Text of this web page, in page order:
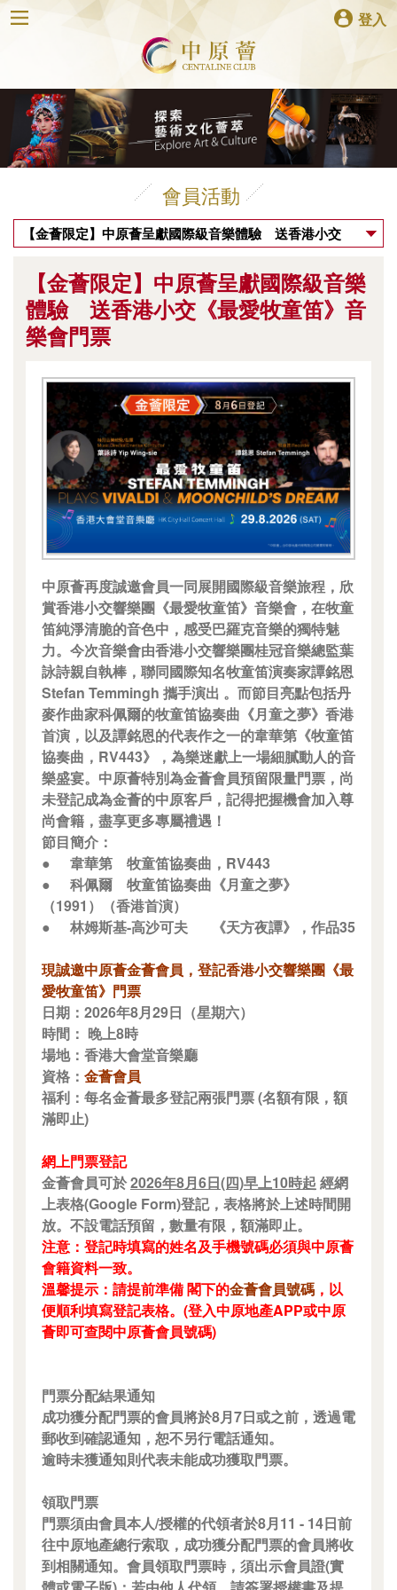
登入
會員活動
【金薈限定】中原薈呈獻國際級音樂體驗 送香港小交
【金薈限定】中原薈呈獻國際級音樂
體驗 送香港小交《最愛牧童笛》音
樂會門票
中原薈再度誠邀會員一同展開國際級音樂旅程，欣
賞香港小交響樂團《最愛牧童笛》音樂會，在牧童
笛純淨清脆的音色中，感受巴羅克音樂的獨特魅
力。今次音樂會由香港小交響樂團桂冠音樂總監葉
詠詩親自執棒，聯同國際知名牧童笛演奏家譚銘恩
Stefan Temmingh 攜手演出 。而節目亮點包括丹
麥作曲家科佩爾的牧童笛協奏曲《月童之夢》香港
首演，以及譚銘恩的代表作之一的韋華第《牧童笛
協奏曲，RV443》，為樂迷獻上一場細膩動人的音
樂盛宴。中原薈特別為金薈會員預留限量門票，尚
未登記成為金薈的中原客戶，記得把握機會加入尊
尚會籍，盡享更多專屬禮遇！
節目簡介：
●
韋華第
牧童笛協奏曲，RV443
●
科佩爾
牧童笛協奏曲《月童之夢》
（1991）（香港首演）
●
林姆斯基-高沙可夫 《天方夜譚》，作品35
現誠邀中原薈金薈會員，登記香港小交響樂團《最
愛牧童笛》門票
日期：2026年8月29日（星期六）
時間： 晚上8時
場地：香港大會堂音樂廳
資格： 金薈會員
福利：每名金薈最多登記兩張門票 (名額有限，額
滿即止)
網上門票登記
金薈會員可於2026年8月6日(四)早上10時起 經網
上表格(Google Form)登記，表格將於上述時間開
放。不設電話預留，數量有限，額滿即止。
注意：登記時填寫的姓名及手機號碼必須與中原薈
會籍資料一致。
溫馨提示：請提前準備 閣下的金薈會員號碼 ，以
便順利填寫登記表格。(登入中原地產APP或中原
薈即可查閱中原薈會員號碼)
門票分配結果通知
成功獲分配門票的會員將於8月7日或之前，透過電
郵收到確認通知，恕不另行電話通知。
逾時未獲通知則代表未能成功獲取門票。
領取門票
門票須由會員本人/授權的代領者於8月11 - 14日前
往中原地產總行索取，成功獲分配門票的會員將收
到相關通知。會員領取門票時，須出示會員證(實